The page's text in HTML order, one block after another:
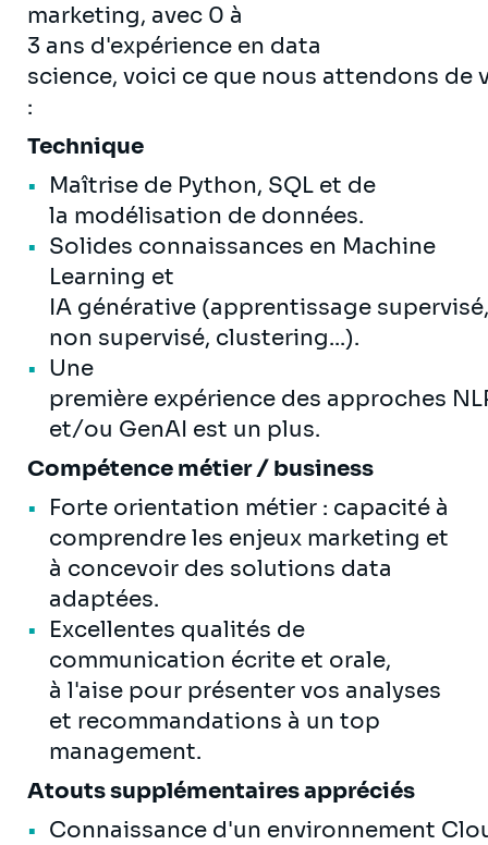
marketing, avec 0 à
3 ans d'expérience en data
science, voici ce que nous attendons de
:
Technique
Maîtrise de Python, SQL et de
la modélisation de données.
Solides connaissances en Machine
Learning et
IA générative (apprentissage supervisé,
non supervisé, clustering...).
Une
première expérience des approches
et/ou GenAI est un plus.
Compétence métier / business
Forte orientation métier : capacité à
comprendre les enjeux marketing et
à concevoir des solutions data
adaptées.
Excellentes qualités de
communication écrite et orale,
à l'aise pour présenter vos analyses
et recommandations à un top
management.
Atouts supplémentaires appréciés
Connaissance d'un environnement